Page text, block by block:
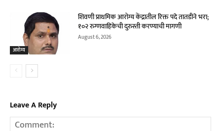
आरोग्य
शिवणी प्राथमिक आरोग्य केंद्रातील रिक्त पदे तातडीने भरा;
१०२ रुग्णवाहिकेची दुरुस्ती करण्याची मागणी
August 6, 2026
Leave A Reply